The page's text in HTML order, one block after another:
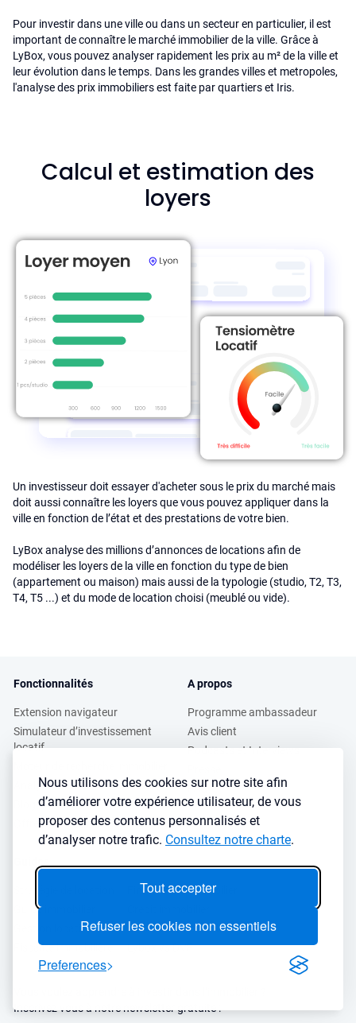
Nous utilisons des cookies sur notre site afin
d’améliorer votre expérience utilisateur, de vous
proposer des contenus personnalisés et
d’analyser notre trafic. Consultez notre charte.
Tout accepter
Refuser les cookies non essentiels
Preferences
Pour investir dans une ville ou dans un secteur en particulier, il est
important de connaître le marché immobilier de la ville. Grâce à
LyBox, vous pouvez analyser rapidement les prix au m² de la ville et
leur évolution dans le temps. Dans les grandes villes et metropoles,
l'analyse des prix immobiliers est faite par quartiers et Iris.
Calcul et estimation des
loyers
Un investisseur doit essayer d'acheter sous le prix du marché mais
doit aussi connaître les loyers que vous pouvez appliquer dans la
ville en fonction de l’état et des prestations de votre bien.
LyBox analyse des millions d’annonces de locations afin de
modéliser les loyers de la ville en fonction du type de bien
(appartement ou maison) mais aussi de la typologie (studio, T2, T3,
T4, T5 ...) et du mode de location choisi (meublé ou vide).
Fonctionnalités
Extension navigateur
Simulateur d’investissement
locatif
Analyse de ville
Blog investissement
Offres professionnels
A propos
Programme ambassadeur
Avis client
Podcasts et Interviews
FAQ
Guide immobilier
Gestion locative
Fiscalité immobilière
Finance de l'immobilier
Simulateurs immobilier
Lybox vs DVF
Inscrivez vous à notre newsletter gratuite :